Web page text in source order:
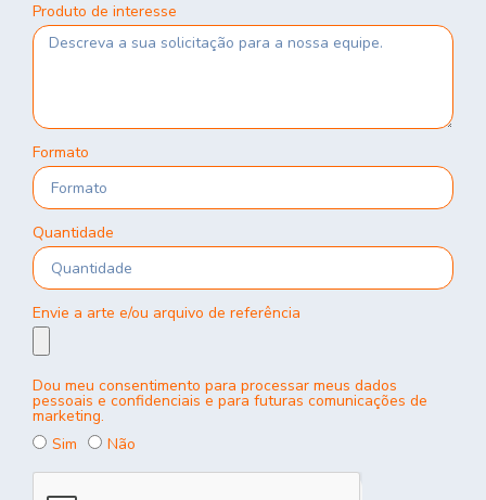
Produto de interesse
Formato
Quantidade
Envie a arte e/ou arquivo de referência
Dou meu consentimento para processar meus dados
pessoais e confidenciais e para futuras comunicações de
marketing.
Sim
Não